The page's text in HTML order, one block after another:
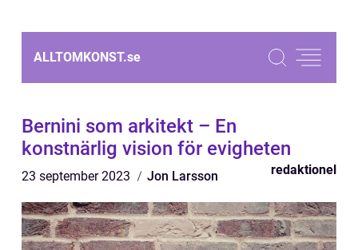
ALLTOMKONST.se
Bernini som arkitekt – En
konstnärlig vision för evigheten
23 september 2023 Jon Larsson redaktionel